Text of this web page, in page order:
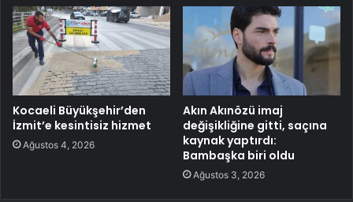
Kocaeli Büyükşehir’den
İzmit’e kesintisiz hizmet
Ağustos 4, 2026
Akın Akınözü imaj
değişikliğine gitti, saçına
kaynak yaptırdı:
Bambaşka biri oldu
Ağustos 3, 2026